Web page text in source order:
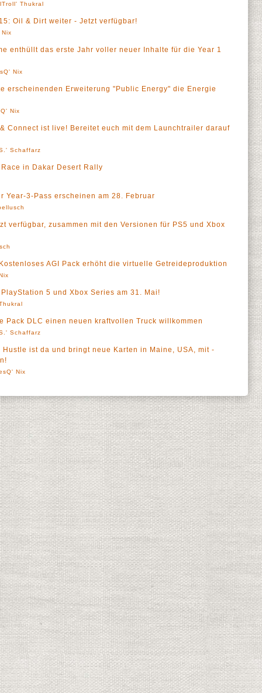
Thukral
Oil & Dirt weiter - Jetzt verfügbar!
enthüllt das erste Jahr voller neuer Inhalte für die Year 1
Nix
erscheinenden Erweiterung "Public Energy" die Energie
Nix
Connect ist live! Bereitet euch mit dem Launchtrailer darauf
Schaffarz
in Dakar Desert Rally
Year-3-Pass erscheinen am 28. Februar
verfügbar, zusammen mit den Versionen für PS5 und Xbox
AGI Pack erhöht die virtuelle Getreideproduktion
5 und Xbox Series am 31. Mai!
Pack DLC einen neuen kraftvollen Truck willkommen
Schaffarz
ist da und bringt neue Karten in Maine, USA, mit -
Nix